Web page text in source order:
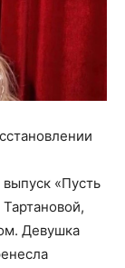
«Пусть
Девушка